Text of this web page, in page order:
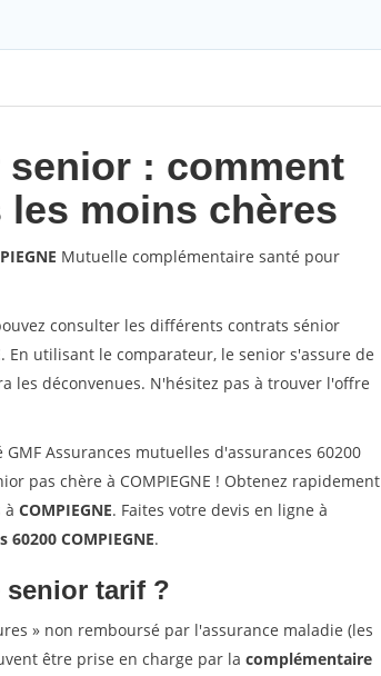
: comment
moins chères
Mutuelle complémentaire santé pour
consulter les différents contrats sénior
. En utilisant le comparateur, le senior s'assure de
les déconvenues. N'hésitez pas à trouver l'offre
Assurances mutuelles d'assurances 60200
pas chère à COMPIEGNE ! Obtenez rapidement
à COMPIEGNE. Faites votre devis en ligne à
COMPIEGNE.
senior tarif ?
» non remboursé par l'assurance maladie (les
être prise en charge par la complémentaire